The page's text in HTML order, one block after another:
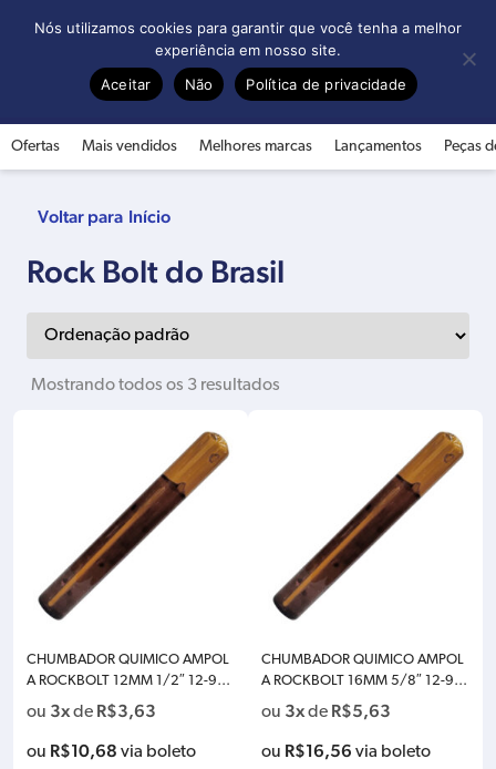
Ofertas Mais vendidos Melhores marcas Lançamentos Peças
Início
Rock Bolt do Brasil
Mostrando todos os 3 resultados
CHUMBADOR QUIMICO AMPOL
A ROCKBOLT 12MM 1/2″ 12-954
-01012
ou 3xde R$3,63
ou R$10,68 via boleto
CHUMBADOR QUIMICO AMPOL
A ROCKBOLT 16MM 5/8″ 12-95
4-01016
ou 3xde R$5,63
ou R$16,56 via boleto
Nós utilizamos cookies para garantir que você tenha a melhor
experiência em nosso site.
Aceitar
Não Política de privacidade